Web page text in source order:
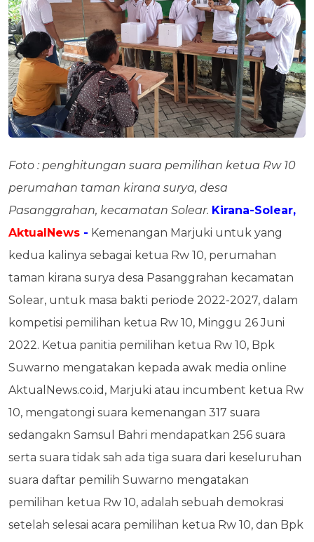
Foto : penghitungan suara pemilihan ketua Rw 10
perumahan taman kirana surya, desa
Pasanggrahan, kecamatan Solear. Kirana-Solear,
AktualNews - Kemenangan Marjuki untuk yang
kedua kalinya sebagai ketua Rw 10, perumahan
taman kirana surya desa Pasanggrahan kecamatan
Solear, untuk masa bakti periode 2022-2027, dalam
kompetisi pemilihan ketua Rw 10, Minggu 26 Juni
2022. Ketua panitia pemilihan ketua Rw 10, Bpk
Suwarno mengatakan kepada awak media online
AktualNews.co.id, Marjuki atau incumbent ketua Rw
10, mengatongi suara kemenangan 317 suara
sedangakn Samsul Bahri mendapatkan 256 suara
serta suara tidak sah ada tiga suara dari keseluruhan
suara daftar pemilih Suwarno mengatakan
pemilihan ketua Rw 10, adalah sebuah demokrasi
setelah selesai acara pemilihan ketua Rw 10, dan Bpk